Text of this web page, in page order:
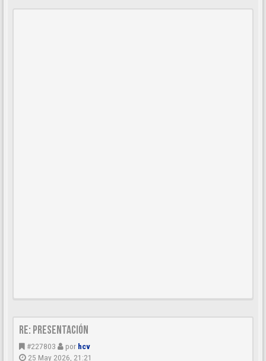
Re: Presentación
#227803 por hcv
25 May 2026, 21:21